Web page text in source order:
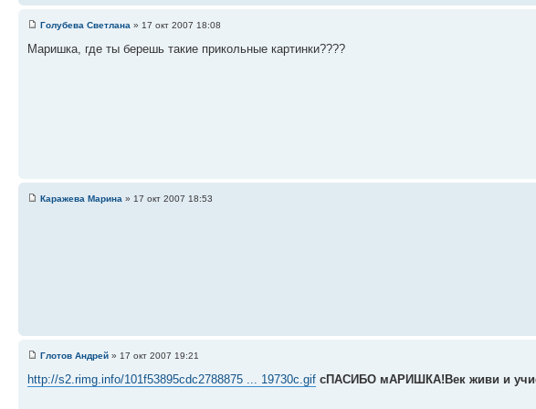
Голубева Светлана » 17 окт 2007 18:08
Маришка, где ты берешь такие прикольные картинки????
Каражева Марина » 17 окт 2007 18:53
Глотов Андрей » 17 окт 2007 19:21
http://s2.rimg.info/101f53895cdc2788875 ... 19730c.gif сПАСИБО мАРИШКА!Век живи и